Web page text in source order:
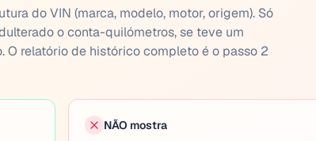
do VIN (marca, modelo, motor, origem). Só
o conta-quilómetros, se teve um
relatório de histórico completo é o passo 2
NÃO mostra